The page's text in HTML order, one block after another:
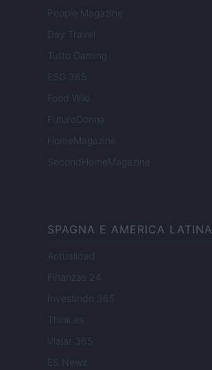
People Magazine
Day Travel
Tutto Gaming
ESG 365
Food Wiki
FuturoDonna
HomeMagazine
SecondHomeMagazine
SPAGNA E AMERICA LATINA
Actualidad
Finanzas 24
Investindo 365
Think.es
Viajar 365
ES Newz